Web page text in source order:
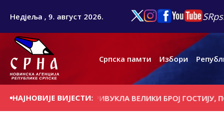
Недјеља , 9. август 2026.
Српска памти Избори
НАЈНОВИЈЕ ВИЈЕСТИ:
ПОНУДА ПРИВУКЛА ВЕЛИКИ БРОЈ ГОСТИЈУ,